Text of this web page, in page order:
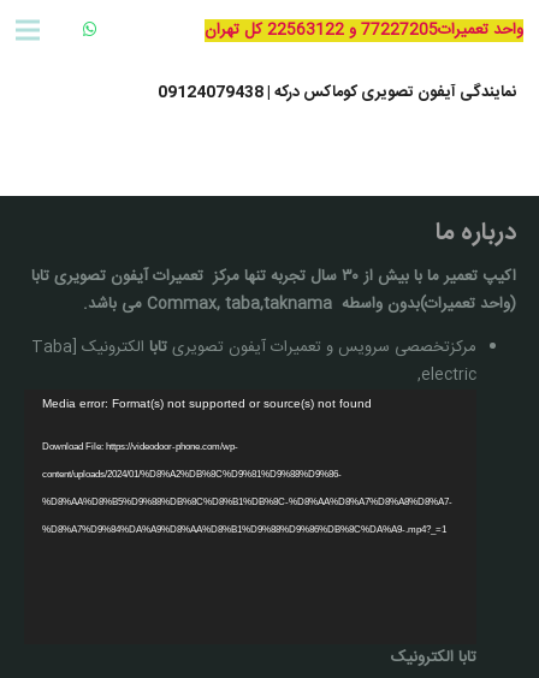
واحد تعمیرات77227205 و 22563122 کل تهران
نمایندگی آیفون تصویری کوماکس درکه | 09124079438
درباره ما
اکیپ تعمیر ما با بيش از ۳۰ سال تجربه تنها مركز تعمیرات آيفون تصويری تابا
(واحد تعمیرات)بدون واسطه Commax, taba,taknama می باشد.
مرکزتخصصی سرویس و تعمیرات آیفون تصویریتابا
الکترونیک [Taba
electric,
Media error: Format(s) not supported or source(s) not found
Download File: https://videodoor-phone.com/wp-
content/uploads/2024/01/%D8%A2%DB%8C%D9%81%D9%88%D9%86-
%D8%AA%D8%B5%D9%88%DB%8C%D8%B1%DB%8C-%D8%AA%D8%A7%D8%A8%D8%A7-
%D8%A7%D9%84%DA%A9%D8%AA%D8%B1%D9%88%D9%86%DB%8C%DA%A9-.mp4?_=1
تابا الکترونیک